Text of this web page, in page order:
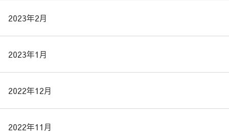
2023年2月
2023年1月
2022年12月
2022年11月